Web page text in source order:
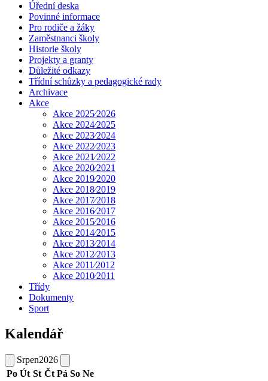
Úřední deska
Povinné informace
Pro rodiče a žáky
Zaměstnanci školy
Historie školy
Projekty a granty
Důležité odkazy
Třídní schůzky a pedagogické rady
Archivace
Akce
Akce 2025⁄2026
Akce 2024⁄2025
Akce 2023⁄2024
Akce 2022⁄2023
Akce 2021⁄2022
Akce 2020⁄2021
Akce 2019⁄2020
Akce 2018⁄2019
Akce 2017⁄2018
Akce 2016⁄2017
Akce 2015⁄2016
Akce 2014⁄2015
Akce 2013⁄2014
Akce 2012⁄2013
Akce 2011⁄2012
Akce 2010⁄2011
Třídy
Dokumenty
Sport
Kalendář
Srpen2026
Po Út St Čt Pá So Ne